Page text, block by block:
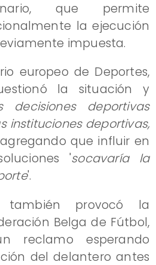
que permite
la ejecución
impuesta.
europeo de Deportes,
la situación y
decisiones deportivas
instituciones deportivas,
que influir en
'socavaría la
'.
también provocó la
Belga de Fútbol,
reclamo esperando
del delantero antes